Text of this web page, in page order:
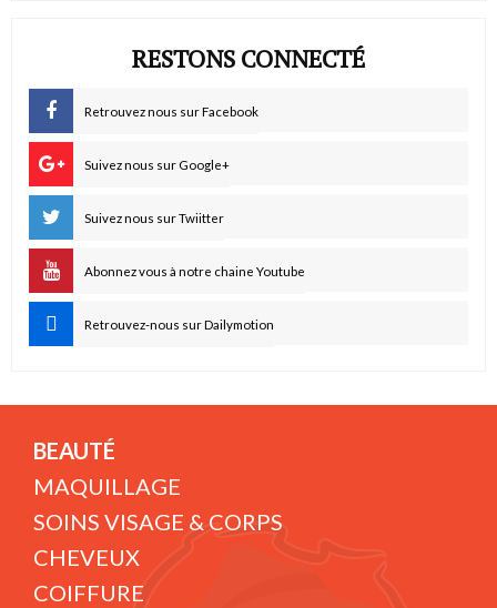
RESTONS CONNECTÉ
Retrouvez nous sur Facebook
Suivez nous sur Google+
Suivez nous sur Twiitter
Abonnez vous à notre chaine Youtube
Retrouvez-nous sur Dailymotion
BEAUTÉ
MAQUILLAGE
SOINS VISAGE & CORPS
CHEVEUX
COIFFURE